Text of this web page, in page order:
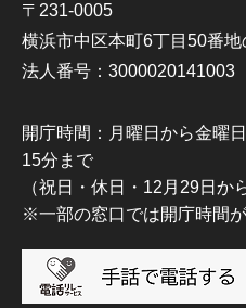
〒231-0005
横浜市中区本町6丁目50番地
法人番号：3000020141003
開庁時間：月曜日から金曜
15分まで
（祝日・休日・12月29日か
※一部の窓口では開庁時間